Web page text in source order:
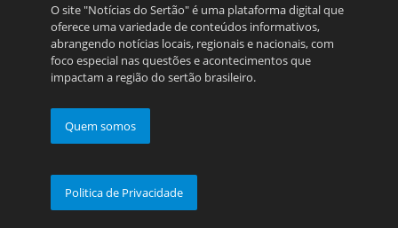
O site "Notícias do Sertão" é uma plataforma digital que
oferece uma variedade de conteúdos informativos,
abrangendo notícias locais, regionais e nacionais, com
foco especial nas questões e acontecimentos que
impactam a região do sertão brasileiro.
Quem somos
Politica de Privacidade